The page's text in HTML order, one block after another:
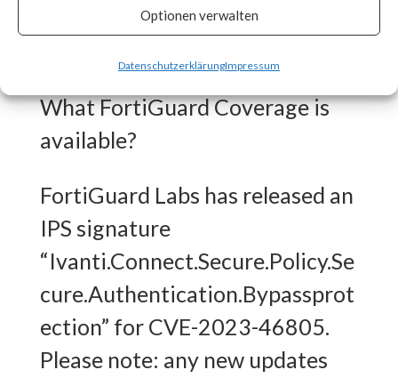
Optionen verwalten
DatenschutzerklärungImpressum
made available and track vendor
What FortiGuard Coverage is
available?
FortiGuard Labs has released an
IPS signature
“Ivanti.Connect.Secure.Policy.Se
cure.Authentication.Bypassprot
ection” for CVE-2023-46805.
Please note: any new updates